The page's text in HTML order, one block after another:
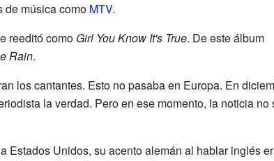
de música como MTV.
reeditó como Girl You Know It's True. De este álbum
Rain.
los cantantes. Esto no pasaba en Europa. En
la verdad. Pero en ese momento, la noticia no
Estados Unidos, su acento alemán al hablar inglés